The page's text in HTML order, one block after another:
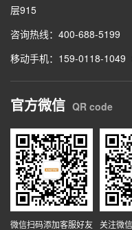
层915
咨询热线：400-688-5199
移动手机：159-0118-1049
官方微信 QR code
微信扫码添加客服好友 关注微